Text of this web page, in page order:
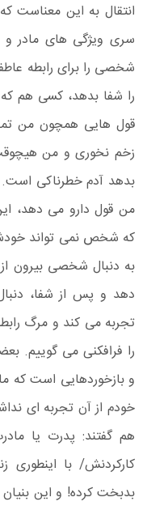
انتقال به این
سری ویژگی های مادر و
شخصی را برای رابطه
را شفا بدهد، کسی هم
قول هایی همچون من
زخم نخوری و من
بدهد آدم خطرناکی
من قول دارو می دهد،
که شخص نمی تواند
به دنبال شخصی بیرون
دهد و پس از شفا،
تجربه می کند و مرگ
را فرافکنیمی گوییم.
و بازخوردهایی است که
خودم از آن تجربه ای
هم گفتند: پدرت یا
کارکردنش/ با
بدبخت کرده! و این